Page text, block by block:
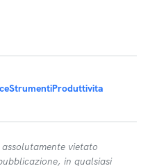
assolutamente vietato
in qualsiasi